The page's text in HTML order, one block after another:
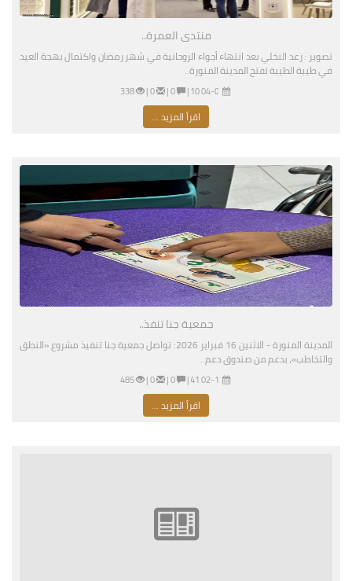
منتدى العمرة..
تصوير : رعد النخلي بعد انتهاء أجواء الروحانية في شهر رمضان واكتمال بهجة العيد
في طيبة الطيبة تفتح المدينة المنورة..
04-02-2026 07:10 مساءً |
0 |
0 |
338
اقرأ المزيد ...
جمعية جنا تنفذ..
المدينة المنورة - الاثنين 16 فبراير 2026: تواصل جمعية جنا تنفيذ مشروع «النطق
والتخاطب»، بدعم من صندوق دعم..
02-16-2026 04:41 مساءً |
0 |
0 |
485
اقرأ المزيد ...